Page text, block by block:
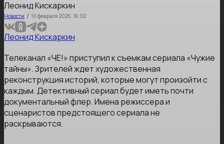
Леонид Кискаркин
Новости / 10 февраля 2026, 16:02
Леонид Кискаркин
Телеканал «ЧЕ!» приступил к съемкам сериала «Чужие
тайны». Зрителей ждет художественная
реконструкция историй, которые могут произойти с
каждым. Детективный сериал будет иметь почти
документальный флер. Имена режиссера и
сценаристов предстоящего сериала не
раскрываются.